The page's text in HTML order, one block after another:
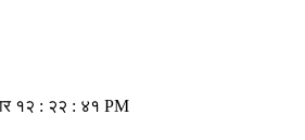
१२ : २२ : ४१ PM